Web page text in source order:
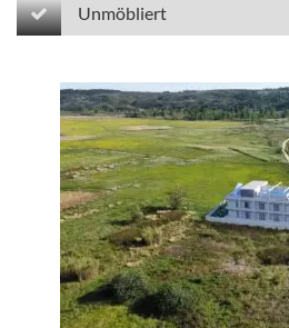
Unmöbliert